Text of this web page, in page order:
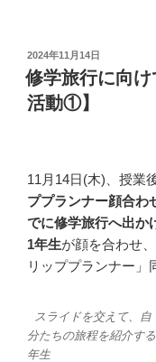
投
稿
日:
2024年11月14日
修学旅行に向
活動①】
11月14日(木)、授業
ププランナー顔合わ
でに修学旅行へ出か
1年生が顔を合わせ
リッププランナー」
スライドを交えて、自
分たちの旅程を紹介す
年生